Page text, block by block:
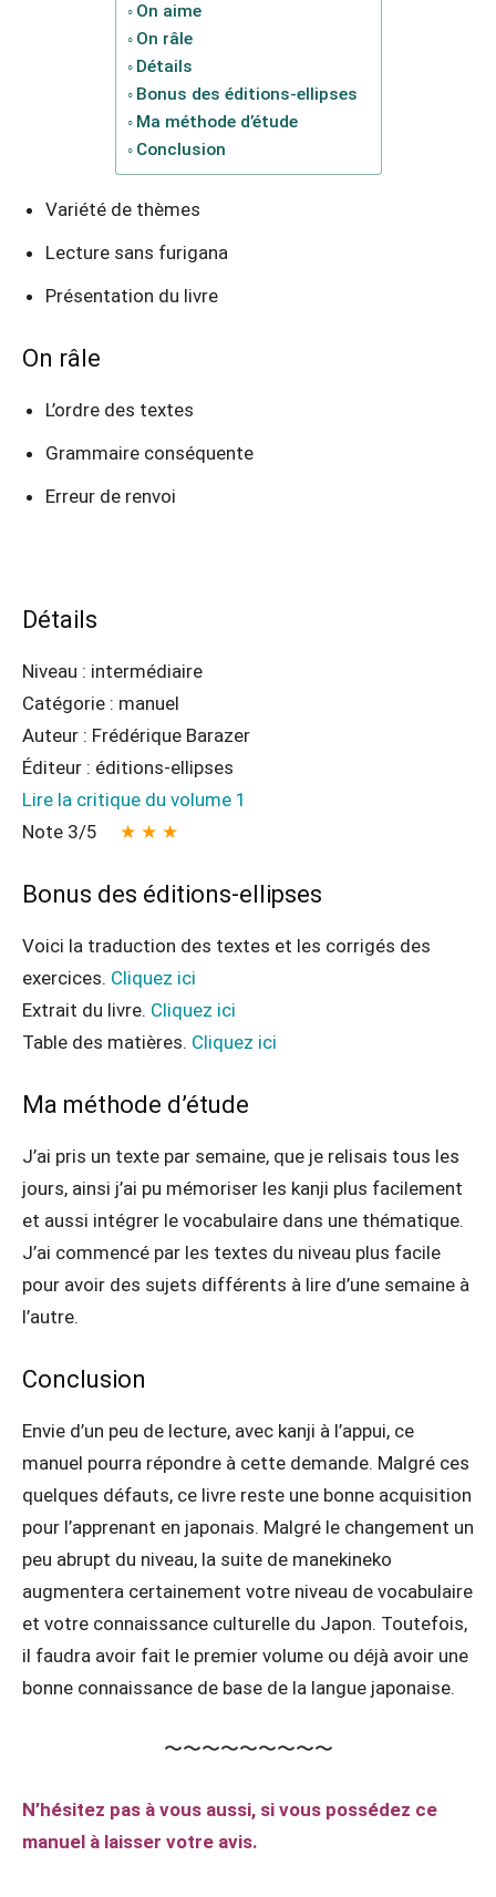
On aime
On râle
Détails
Bonus des éditions-ellipses
Ma méthode d’étude
Conclusion
Variété de thèmes
Lecture sans furigana
Présentation du livre
On râle
L’ordre des textes
Grammaire conséquente
Erreur de renvoi
Détails
Niveau : intermédiaire
Catégorie : manuel
Auteur : Frédérique Barazer
Éditeur : éditions-ellipses
Lire la critique du volume 1
Note 3/5 ★ ★ ★
Bonus des éditions-ellipses
Voici la traduction des textes et les corrigés des
exercices. Cliquez ici
Extrait du livre. Cliquez ici
Table des matières. Cliquez ici
Ma méthode d’étude
J’ai pris un texte par semaine, que je relisais tous les
jours, ainsi j’ai pu mémoriser les kanji plus facilement
et aussi intégrer le vocabulaire dans une thématique.
J’ai commencé par les textes du niveau plus facile
pour avoir des sujets différents à lire d’une semaine à
l’autre.
Conclusion
Envie d’un peu de lecture, avec kanji à l’appui, ce
manuel pourra répondre à cette demande. Malgré ces
quelques défauts, ce livre reste une bonne acquisition
pour l’apprenant en japonais. Malgré le changement un
peu abrupt du niveau, la suite de manekineko
augmentera certainement votre niveau de vocabulaire
et votre connaissance culturelle du Japon. Toutefois,
il faudra avoir fait le premier volume ou déjà avoir une
bonne connaissance de base de la langue japonaise.
〜〜〜〜〜〜〜〜〜
N’hésitez pas à vous aussi, si vous possédez ce
manuel à laisser votre avis.